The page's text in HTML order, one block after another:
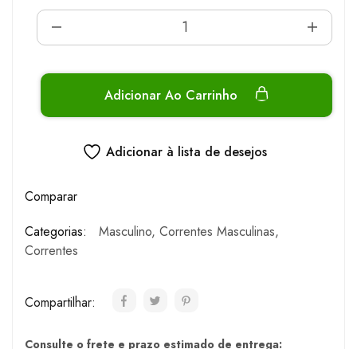
Adicionar Ao Carrinho
Adicionar à lista de desejos
Comparar
Categorias:
Masculino, Correntes Masculinas,
Correntes
Compartilhar:
Consulte o frete e prazo estimado de entrega: